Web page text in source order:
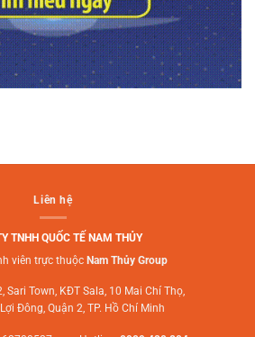
Liên hệ
TNHH QUỐC TẾ NAM THỦY
viên trực thuộc Nam Thủy Group
Sari Town, KĐT Sala, 10 Mai Chí Thọ,
Đông, Quận 2, TP. Hồ Chí Minh